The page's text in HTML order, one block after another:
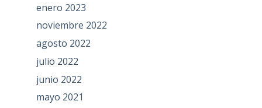
enero 2023
noviembre 2022
agosto 2022
julio 2022
junio 2022
mayo 2021